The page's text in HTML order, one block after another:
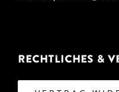
Rechtliches &